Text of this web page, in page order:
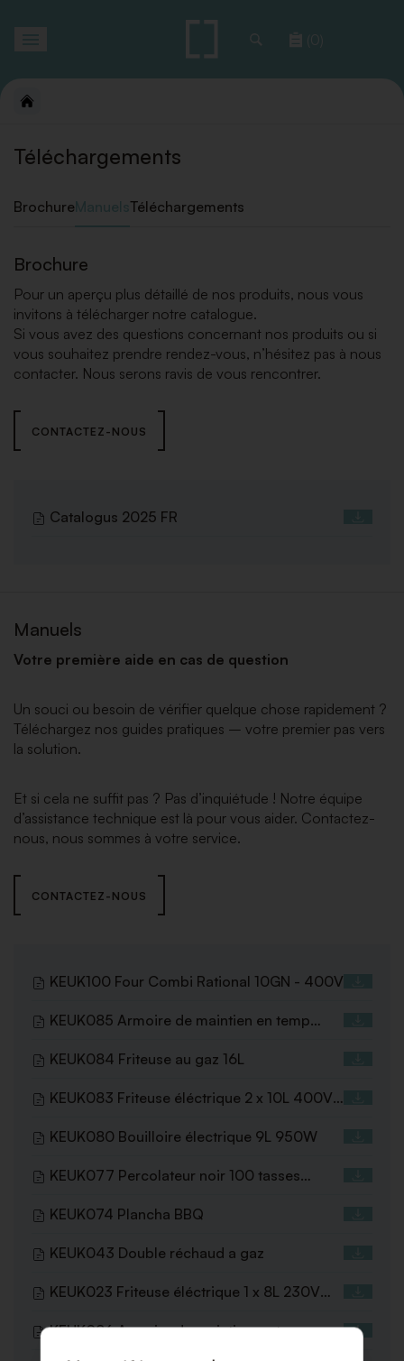
(0)
Téléchargements
BrochureManuels Téléchargements
Brochure
Pour un aperçu plus détaillé de nos produits, nous vous
invitons à télécharger notre catalogue.
Si vous avez des questions concernant nos produits ou si
vous souhaitez prendre rendez-vous, n’hésitez pas à nous
contacter. Nous serons ravis de vous rencontrer.
CONTACTEZ-NOUS
Catalogus 2025 FR
Manuels
Votre première aide en cas de question
Un souci ou besoin de vérifier quelque chose rapidement ?
Téléchargez nos guides pratiques – votre premier pas vers
la solution.
Et si cela ne suffit pas ? Pas d’inquiétude ! Notre équipe
d’assistance technique est là pour vous aider. Contactez-
nous, nous sommes à votre service.
CONTACTEZ-NOUS
KEUK100 Four Combi Rational 10GN - 400V
KEUK085 Armoire de maintien en temp
KEUK084 Friteuse au gaz 16L
KEUK083 Friteuse éléctrique 2 x 10L 400V
KEUK080 Bouilloire électrique 9L 950W
KEUK077 Percolateur noir 100 tasses
KEUK074 Plancha BBQ
KEUK043 Double réchaud a gaz
KEUK023 Friteuse éléctrique 1 x 8L 230V
KEUK086 Armoire de maintien en temp